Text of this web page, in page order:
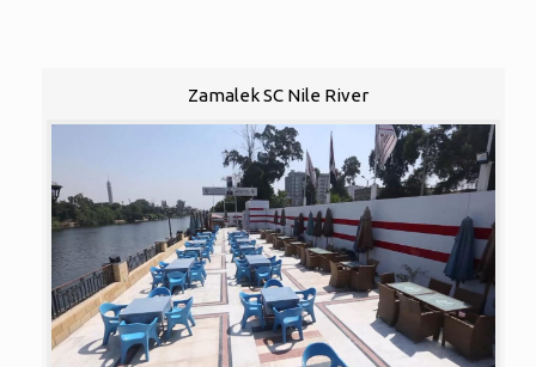
Zamalek SC Nile River